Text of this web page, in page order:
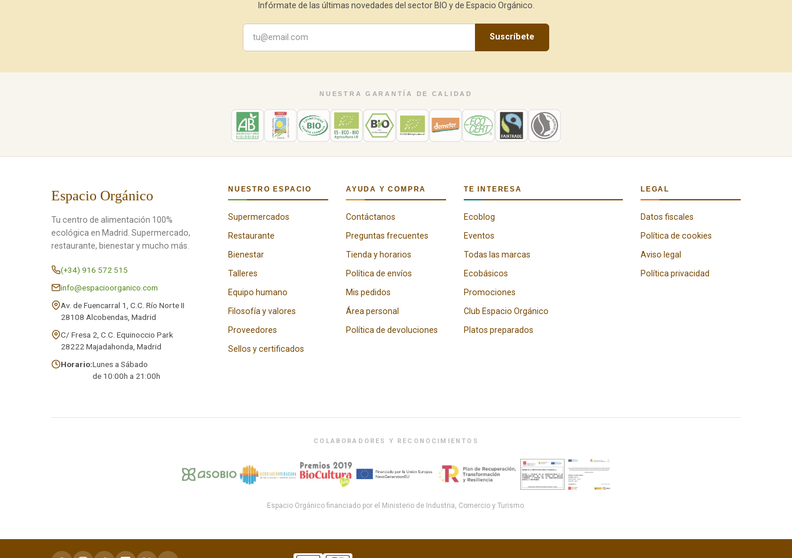
Infórmate de las últimas novedades del sector BIO y de Espacio Orgánico.
Suscríbete
NUESTRA GARANTÍA DE CALIDAD
Espacio Orgánico
Tu centro de alimentación 100%
ecológica en Madrid. Supermercado,
restaurante, bienestar y mucho más.
(+34) 916 572 515
info@espacioorganico.com
Av. de Fuencarral 1, C.C. Río Norte II
28108 Alcobendas, Madrid
C/ Fresa 2, C.C. Equinoccio Park
28222 Majadahonda, Madrid
Horario:Lunes a Sábado
de 10:00h a 21:00h
NUESTRO ESPACIO
Supermercados
Restaurante
Bienestar
Talleres
Equipo humano
Filosofía y valores
Proveedores
Sellos y certificados
AYUDA Y COMPRA
Contáctanos
Preguntas frecuentes
Tienda y horarios
Política de envíos
Mis pedidos
Área personal
Política de devoluciones
TE INTERESA
Ecoblog
Eventos
Todas las marcas
Ecobásicos
Promociones
Club Espacio Orgánico
Platos preparados
LEGAL
Datos fiscales
Política de cookies
Aviso legal
Política privacidad
COLABORADORES Y RECONOCIMIENTOS
Espacio Orgánico financiado por el Ministerio de Industria, Comercio y Turismo.